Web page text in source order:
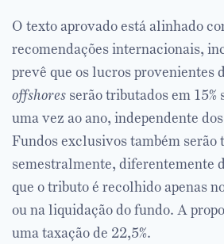
O texto aprovado está alinhado
recomendações internacionais,
prevê que os lucros provenientes
offshores serão tributados em 15%
uma vez ao ano, independente
Fundos exclusivos também serão
semestralmente, diferentemente
que o tributo é recolhido apenas
ou na liquidação do fundo. A
uma taxação de 22,5%.